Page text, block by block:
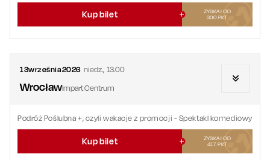
Kup bilet
ZYSKAJ OD
300 PKT
13września2026 niedz., 13.00
WrocławImpart Centrum
Podróż Poślubna +, czyli wakacje z promocji - Spektakl komediowy
Kup bilet
ZYSKAJ OD
417 PKT